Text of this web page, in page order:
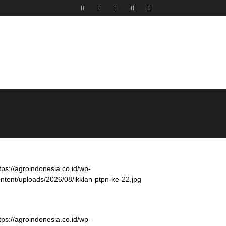
agroindonesia.co.id/wp-
uploads/2026/08/ikklan-ptpn-ke-22.jpg
agroindonesia.co.id/wp-